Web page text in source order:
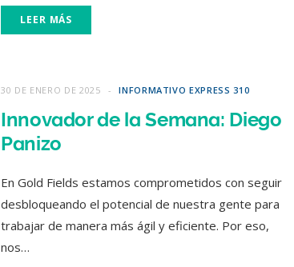
LEER MÁS
30 DE ENERO DE 2025 INFORMATIVO EXPRESS 310
Innovador de la Semana: Diego
Panizo
En Gold Fields estamos comprometidos con seguir
desbloqueando el potencial de nuestra gente para
trabajar de manera más ágil y eficiente. Por eso,
nos…